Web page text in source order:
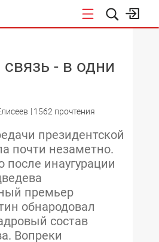
- в одни
1562 прочтения
президентской
почти незаметно.
инаугурации
премьер
обнародовал
состав
Вопреки